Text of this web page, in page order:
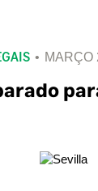
MARÇO